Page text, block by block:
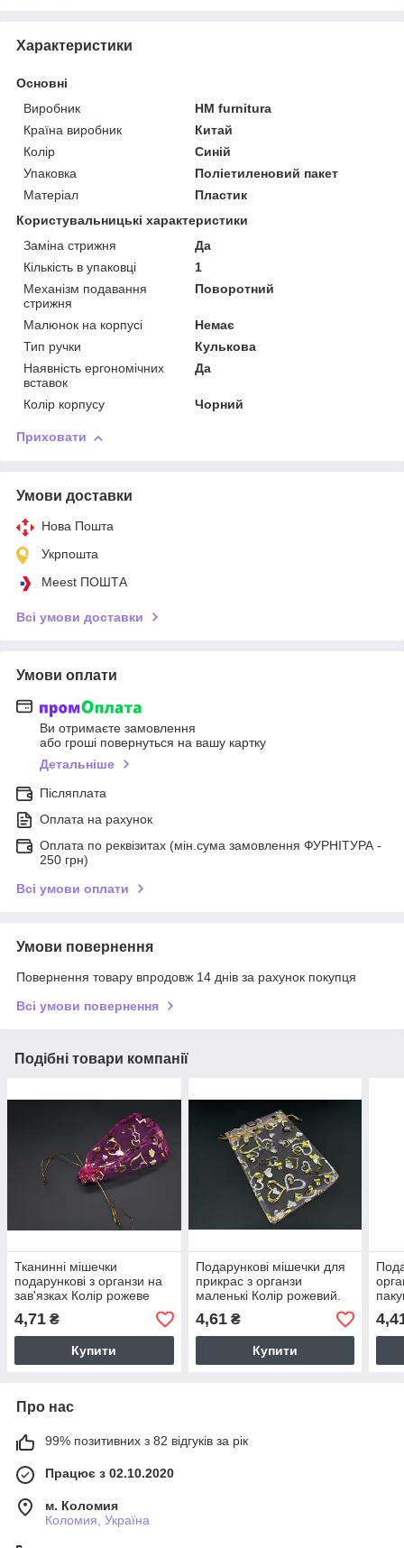
Характеристики
Основні
Виробник
HM furnitura
Країна виробник
Китай
Колір
Синій
Упаковка
Поліетиленовий пакет
Матеріал
Пластик
Користувальницькі характеристики
Заміна стрижня
Да
Кількість в упаковці
1
Механізм подавання
стрижня
Поворотний
Малюнок на корпусі
Немає
Тип ручки
Кулькова
Наявність ергономічних
вставок
Да
Колір корпусу Чорний
Приховати
Умови доставки
Нова Пошта
Укрпошта
Meest ПОШТА
Всі умови доставки
Умови оплати
Ви отримаєте замовлення
або гроші повернуться на вашу картку
Детальніше
Післяплата
Оплата на рахунок
Оплата по реквізитах (мін.сума замовлення ФУРНІТУРА -
250 грн)
Всі умови оплати
Умови повернення
Повернення товару впродовж 14 днів за рахунок покупця
Всі умови повернення
Подібні товари компанії
Тканинні мішечки
подарункові з органзи на
зав'язках Колір рожеве
серце. 13х18см
4,71 ₴
Купити
Подарункові мішечки для
прикрас з органзи
маленькі Колір рожевий.
13х18см
4,61₴
Купити
Про нас
99% позитивних з 82 відгуків за рік
Працює з 02.10.2020
м. Коломия
Коломия, Україна